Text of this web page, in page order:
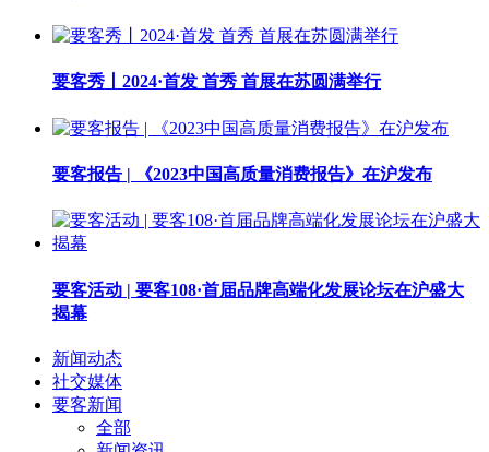
要客秀丨2024·首发 首秀 首展在苏圆满举行
要客报告 | 《2023中国高质量消费报告》在沪发布
要客活动 | 要客108·首届品牌高端化发展论坛在沪盛大
揭幕
新闻动态
社交媒体
要客新闻
全部